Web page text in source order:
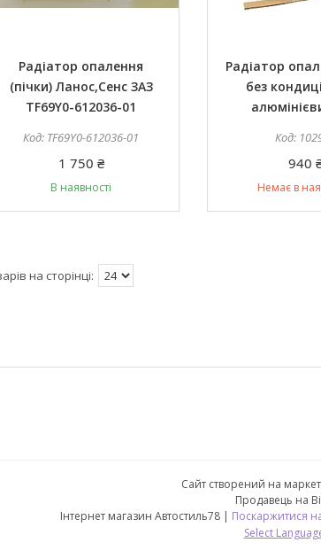
Радіатор опалення
(пічки) Ланос,Сенс ЗАЗ
TF69Y0-612036-01
TF69Y0-612036-01
1 750 ₴
В наявності
Радіатор
без
940
Немає в
Сайт створений на
Продавець на
Інтернет магазин Автостиль78 | Поскаржитися
Select